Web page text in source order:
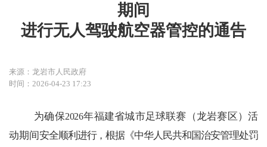
期间
进行无人驾驶航空器管控的通告
来源：龙岩市人民政府
时间：2026-04-23 17:23
为确保2026年福建省城市足球联赛（龙岩赛区）活
动期间安全顺利进行，根据《中华人民共和国治安管理处罚